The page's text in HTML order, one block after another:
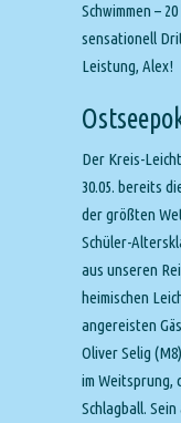
Schwimmen –
sensationell
Leistung, Alex!
Der Kreis-
30.05. bereits
der größten
Schüler-
aus unseren
heimischen
angereisten
Oliver Selig
im Weitsprung,
Schlagball.